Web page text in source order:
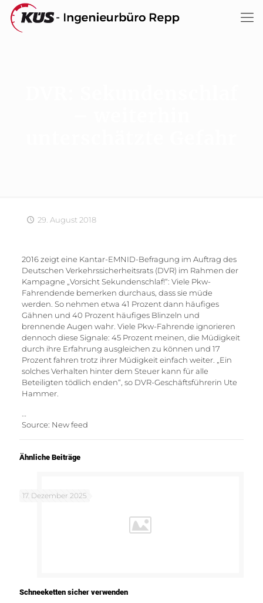
29. August 2018
2016 zeigt eine Kantar-EMNID-Befragung im Auftrag des
Deutschen Verkehrssicherheitsrats (DVR) im Rahmen der
Kampagne „Vorsicht Sekundenschlaf!“: Viele Pkw-
Fahrendende bemerken durchaus, dass sie müde
werden. So nehmen etwa 41 Prozent dann häufiges
Gähnen und 40 Prozent häufiges Blinzeln und
brennende Augen wahr. Viele Pkw-Fahrende ignorieren
dennoch diese Signale: 45 Prozent meinen, die Müdigkeit
durch ihre Erfahrung ausgleichen zu können und 17
Prozent fahren trotz ihrer Müdigkeit einfach weiter. „Ein
solches Verhalten hinter dem Steuer kann für alle
Beteiligten tödlich enden“, so DVR-Geschäftsführerin Ute
Hammer.
Source: New feed
Ähnliche Beiträge
17. Dezember 2025
Schneeketten sicher verwenden